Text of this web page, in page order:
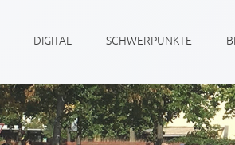
DIGITAL SCHWERPUNKTE